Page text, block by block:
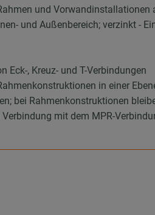
und Vorwandinstallationen
und Außenbereich; verzinkt -
Eck-, Kreuz- und T-Verbindungen
in einer
bei Rahmenkonstruktionen
mit dem MPR-